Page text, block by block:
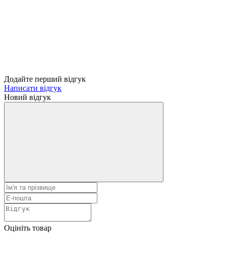
Додайте перший відгук
Написати відгук
Новий відгук
Оцініть товар